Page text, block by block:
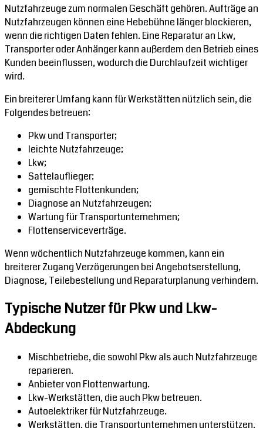
Nutzfahrzeuge zum normalen Geschäft gehören. Aufträge an
Nutzfahrzeugen können eine Hebebühne länger blockieren,
wenn die richtigen Daten fehlen. Eine Reparatur an Lkw,
Transporter oder Anhänger kann außerdem den Betrieb eines
Kunden beeinflussen, wodurch die Durchlaufzeit wichtiger
wird.
Ein breiterer Umfang kann für Werkstätten nützlich sein, die
Folgendes betreuen:
Pkw und Transporter;
leichte Nutzfahrzeuge;
Lkw;
Sattelauflieger;
gemischte Flottenkunden;
Diagnose an Nutzfahrzeugen;
Wartung für Transportunternehmen;
Flottenserviceverträge.
Wenn wöchentlich Nutzfahrzeuge kommen, kann ein
breiterer Zugang Verzögerungen bei Angebotserstellung,
Diagnose, Teilebestellung und Reparaturplanung verhindern.
Typische Nutzer für Pkw und Lkw-
Abdeckung
Mischbetriebe, die sowohl Pkw als auch Nutzfahrzeuge
reparieren.
Anbieter von Flottenwartung.
Lkw-Werkstätten, die auch Pkw betreuen.
Autoelektriker für Nutzfahrzeuge.
Werkstätten, die Transportunternehmen unterstützen.